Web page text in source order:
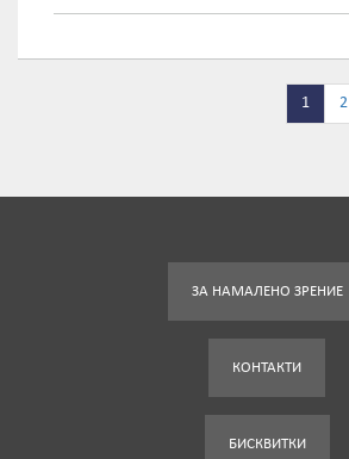
1 2
ЗА НАМАЛЕНО ЗРЕНИЕ
КОНТАКТИ
БИСКВИТКИ